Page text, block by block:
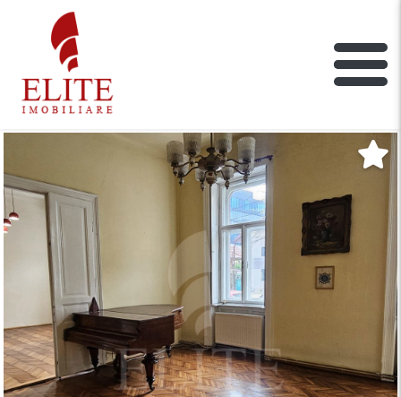
ELITE IMOBILIARE
Main Nav